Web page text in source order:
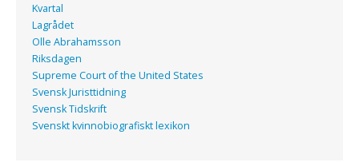
Kvartal
Lagrådet
Olle Abrahamsson
Riksdagen
Supreme Court of the United States
Svensk Juristtidning
Svensk Tidskrift
Svenskt kvinnobiografiskt lexikon